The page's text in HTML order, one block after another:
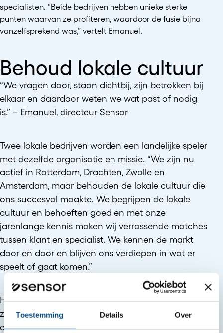
Toestemming Details Over
specialisten. “Beide bedrijven hebben unieke sterke
punten waarvan ze profiteren, waardoor de fusie bijna
vanzelfsprekend was,” vertelt Emanuel.
Behoud lokale cultuur
“We vragen door, staan dichtbij, zijn betrokken bij
elkaar en daardoor weten we wat past of nodig
is.” – Emanuel, directeur Sensor
Twee lokale bedrijven worden een landelijke speler
met dezelfde organisatie en missie. “We zijn nu
actief in Rotterdam, Drachten, Zwolle en
Amsterdam, maar behouden de lokale cultuur die
ons succesvol maakte. We begrijpen de lokale
cultuur en behoeften goed en met onze
jarenlange kennis maken wij verrassende matches
tussen klant en specialist. We kennen de markt
door en door en blijven ons verdiepen in wat er
speelt of gaat komen.”
Hoewel er niet veel verandert, behalve de naam,
zijn er wel duidelijke verbeteringen. “We creeren
een duurzame organisatie die wordt beschouwd